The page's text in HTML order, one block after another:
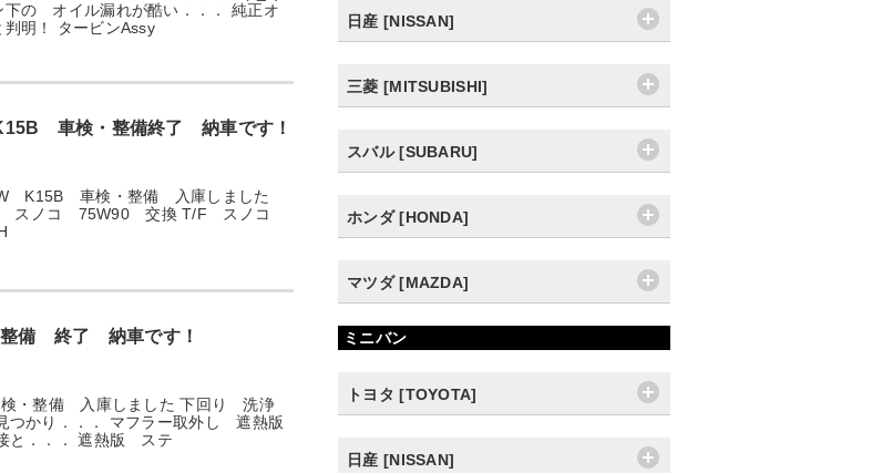
の オイル漏れが酷い．．． 純正オ
明！ タービンAssy
車検・整備終了 納車です！
K15B 車検・整備 入庫しました
スノコ 75W90 交換 T/F スノコ
備 終了 納車です！
整備 入庫しました 下回り 洗浄
つかり．．． マフラー取外し 遮熱版
と．．． 遮熱版 ステ
日産 [NISSAN]
三菱 [MITSUBISHI]
スバル [SUBARU]
ホンダ [HONDA]
マツダ [MAZDA]
ミニバン
トヨタ [TOYOTA]
日産 [NISSAN]